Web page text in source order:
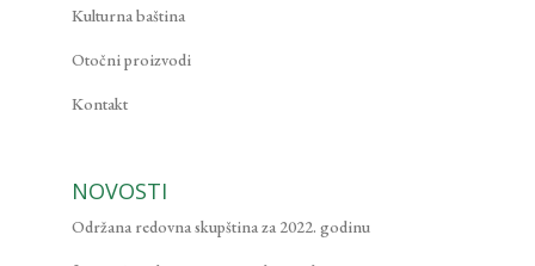
Kulturna baština
Otočni proizvodi
Kontakt
NOVOSTI
Održana redovna skupština za 2022. godinu